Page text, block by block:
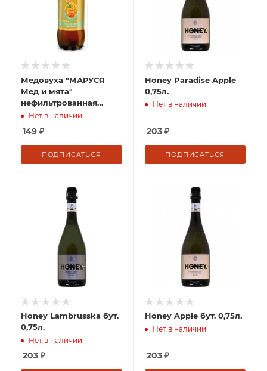
Медовуха "МАРУСЯ
Мед и мята"
нефильтрованная
осветленная
ПЭТ 5,5% Россия
Нет в наличии
149 ₽
ПОДПИСАТЬСЯ
Honey Paradise Apple
0,75л.
Нет в наличии
203₽
ПОДПИСАТЬСЯ
Honey Lambrusska бут.
0,75л.
Нет в наличии
203 ₽
Honey Apple бут. 0,75л.
Нет в наличии
203₽